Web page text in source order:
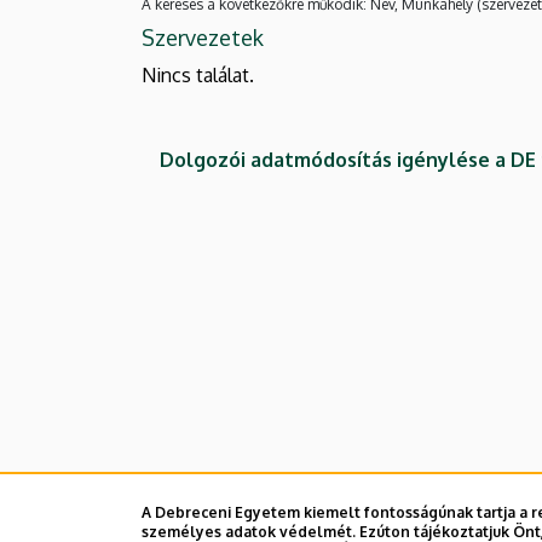
A keresés a következőkre működik: Név, Munkahely
Szervezetek
Nincs találat.
Dolgozói adatmódosítás igénylése a
A Debreceni Egyetem kiemelt fontosságúnak tartja
személyes adatok védelmét. Ezúton tájékoztatjuk